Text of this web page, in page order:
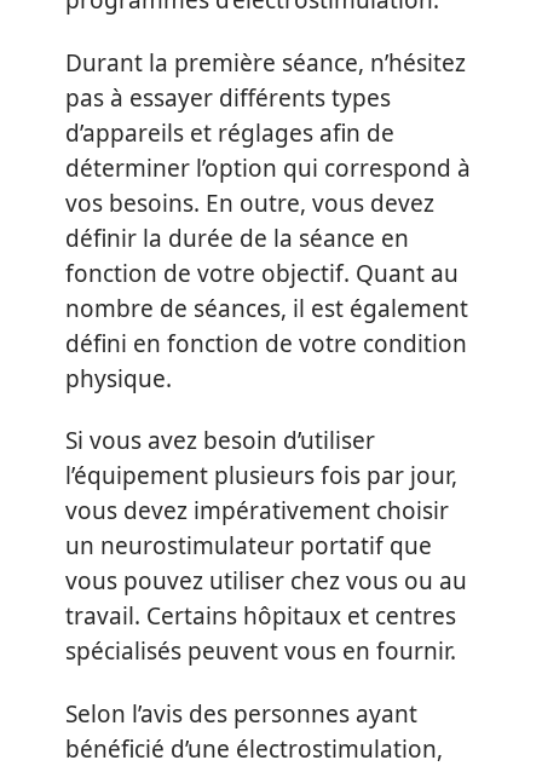
Durant la première séance, n’hésitez
pas à essayer différents types
d’appareils et réglages afin de
déterminer l’option qui correspond à
vos besoins. En outre, vous devez
définir la durée de la séance en
fonction de votre objectif. Quant au
nombre de séances, il est également
défini en fonction de votre condition
physique.
Si vous avez besoin d’utiliser
l’équipement plusieurs fois par jour,
vous devez impérativement choisir
un neurostimulateur portatif que
vous pouvez utiliser chez vous ou au
travail. Certains hôpitaux et centres
spécialisés peuvent vous en fournir.
Selon l’avis des personnes ayant
bénéficié d’une électrostimulation,